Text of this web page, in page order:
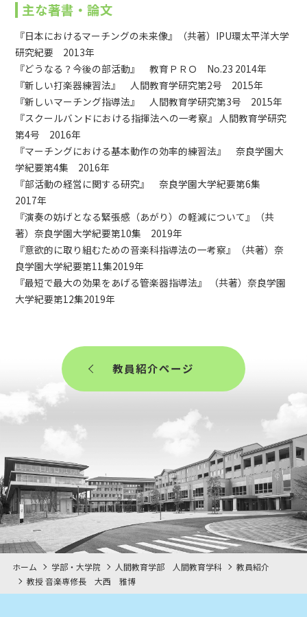
主な著書・論文
『日本におけるマーチングの未来像』（共著）IPU環太平洋大学
研究紀要 2013年
『どうなる？今後の部活動』 教育ＰＲＯ No.23 2014年
『新しい打楽器練習法』 人間教育学研究第2号 2015年
『新しいマーチング指導法』 人間教育学研究第3号 2015年
『スクールバンドにおける指揮法への一考察』 人間教育学研究
第4号 2016年
『マーチングにおける基本動作の効率的練習法』 奈良学園大
学紀要第4集 2016年
『部活動の経営に関する研究』 奈良学園大学紀要第6集
2017年
『演奏の妨げとなる緊張感（あがり）の軽減について』（共
著）奈良学園大学紀要第10集 2019年
『意欲的に取り組むための音楽科指導法の一考察』（共著）奈
良学園大学紀要第11集2019年
『最短で最大の効果をあげる管楽器指導法』 （共著）奈良学園
大学紀要第12集2019年
教員紹介ページ
ホーム 学部・大学院 人間教育学部 人間教育学科
教員紹介
教授 音楽専修長 大西 雅博